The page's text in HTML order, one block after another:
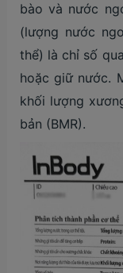
bào và nước
(lượng nước
thể) là chỉ số
hoặc giữ nước.
khối lượng
bản (BMR).